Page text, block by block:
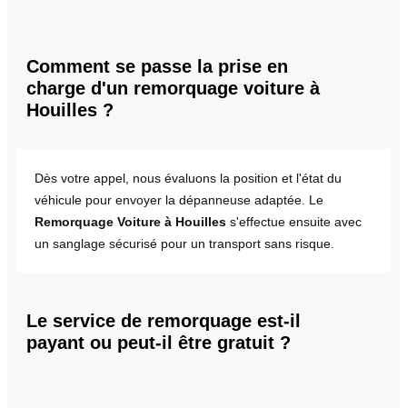
Comment se passe la prise en
charge d'un remorquage voiture à
Houilles ?
Dès votre appel, nous évaluons la position et l'état du
véhicule pour envoyer la dépanneuse adaptée. Le
Remorquage Voiture à Houilles s'effectue ensuite avec
un sanglage sécurisé pour un transport sans risque.
Le service de remorquage est-il
payant ou peut-il être gratuit ?